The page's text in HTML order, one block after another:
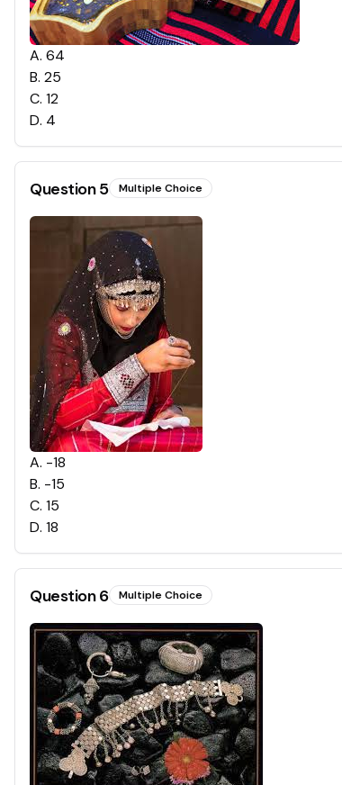
A. 64
B. 25
C. 12
D. 4
Question5 Multiple Choice
A. -18
B. -15
C. 15
D. 18
Question6 Multiple Choice